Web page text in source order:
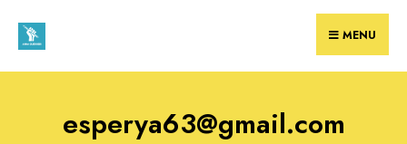
MENU
esperya63@gmail.com